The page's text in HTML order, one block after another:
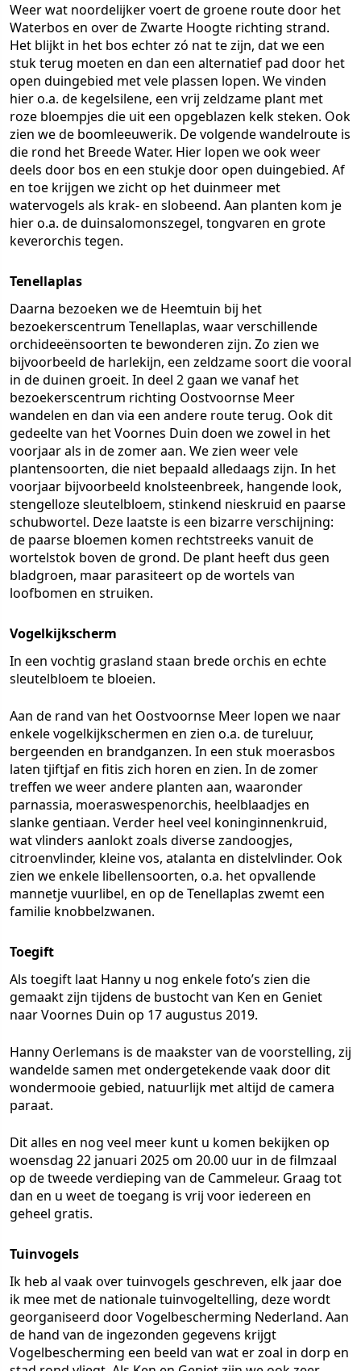
Weer wat noordelijker voert de groene route door het
Waterbos en over de Zwarte Hoogte richting strand.
Het blijkt in het bos echter zó nat te zijn, dat we een
stuk terug moeten en dan een alternatief pad door het
open duingebied met vele plassen lopen. We vinden
hier o.a. de kegelsilene, een vrij zeldzame plant met
roze bloempjes die uit een opgeblazen kelk steken. Ook
zien we de boomleeuwerik. De volgende wandelroute is
die rond het Breede Water. Hier lopen we ook weer
deels door bos en een stukje door open duingebied. Af
en toe krijgen we zicht op het duinmeer met
watervogels als krak- en slobeend. Aan planten kom je
hier o.a. de duinsalomonszegel, tongvaren en grote
keverorchis tegen.
Tenellaplas
Daarna bezoeken we de Heemtuin bij het
bezoekerscentrum Tenellaplas, waar verschillende
orchideeënsoorten te bewonderen zijn. Zo zien we
bijvoorbeeld de harlekijn, een zeldzame soort die vooral
in de duinen groeit. In deel 2 gaan we vanaf het
bezoekerscentrum richting Oostvoornse Meer
wandelen en dan via een andere route terug. Ook dit
gedeelte van het Voornes Duin doen we zowel in het
voorjaar als in de zomer aan. We zien weer vele
plantensoorten, die niet bepaald alledaags zijn. In het
voorjaar bijvoorbeeld knolsteenbreek, hangende look,
stengelloze sleutelbloem, stinkend nieskruid en paarse
schubwortel. Deze laatste is een bizarre verschijning:
de paarse bloemen komen rechtstreeks vanuit de
wortelstok boven de grond. De plant heeft dus geen
bladgroen, maar parasiteert op de wortels van
loofbomen en struiken.
Vogelkijkscherm
In een vochtig grasland staan brede orchis en echte
sleutelbloem te bloeien.
Aan de rand van het Oostvoornse Meer lopen we naar
enkele vogelkijkschermen en zien o.a. de tureluur,
bergeenden en brandganzen. In een stuk moerasbos
laten tjiftjaf en fitis zich horen en zien. In de zomer
treffen we weer andere planten aan, waaronder
parnassia, moeraswespenorchis, heelblaadjes en
slanke gentiaan. Verder heel veel koninginnenkruid,
wat vlinders aanlokt zoals diverse zandoogjes,
citroenvlinder, kleine vos, atalanta en distelvlinder. Ook
zien we enkele libellensoorten, o.a. het opvallende
mannetje vuurlibel, en op de Tenellaplas zwemt een
familie knobbelzwanen.
Toegift
Als toegift laat Hanny u nog enkele foto’s zien die
gemaakt zijn tijdens de bustocht van Ken en Geniet
naar Voornes Duin op 17 augustus 2019.
Hanny Oerlemans is de maakster van de voorstelling, zij
wandelde samen met ondergetekende vaak door dit
wondermooie gebied, natuurlijk met altijd de camera
paraat.
Dit alles en nog veel meer kunt u komen bekijken op
woensdag 22 januari 2025 om 20.00 uur in de filmzaal
op de tweede verdieping van de Cammeleur. Graag tot
dan en u weet de toegang is vrij voor iedereen en
geheel gratis.
Tuinvogels
Ik heb al vaak over tuinvogels geschreven, elk jaar doe
ik mee met de nationale tuinvogeltelling, deze wordt
georganiseerd door Vogelbescherming Nederland. Aan
de hand van de ingezonden gegevens krijgt
Vogelbescherming een beeld van wat er zoal in dorp en